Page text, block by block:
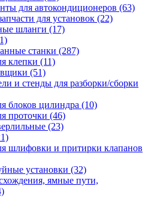
для автокондиционеров (63)
для установок (22)
шланги (17)
станки (287)
клепки (11)
(51)
и стенды для разборки/сборки
блоков цилиндра (10)
проточки (46)
(23)
шлифовки и притирки клапанов
установки (32)
ямные пути,